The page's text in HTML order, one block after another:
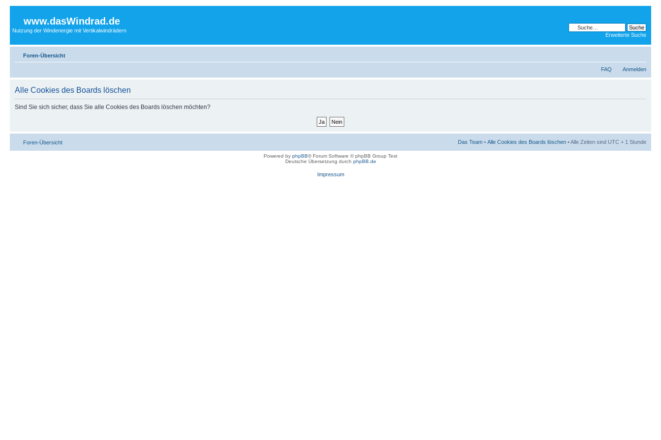
www.dasWindrad.de
Nutzung der Windenergie mit Vertikalwindrädern
Erweiterte Suche
Foren-Übersicht
FAQ Anmelden
Alle Cookies des Boards löschen
Sind Sie sich sicher, dass Sie alle Cookies des Boards löschen möchten?
Foren-Übersicht Das Team • Alle Cookies des Boards löschen • Alle Zeiten sind UTC + 1 Stunde
Powered by phpBB® Forum Software © phpBB Group Test
Deutsche Übersetzung durch phpBB.de
Impressum